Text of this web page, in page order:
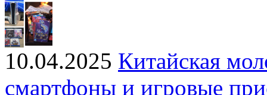
10.04.2025 Китайская
смартфоны и игровые